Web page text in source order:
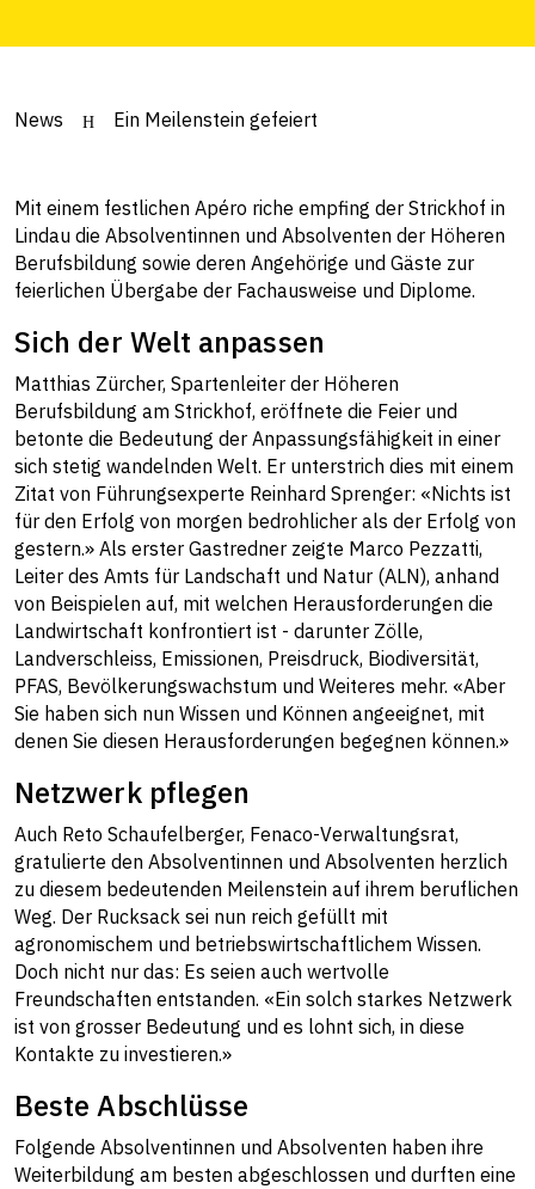
News Ein Meilenstein gefeiert
Mit einem festlichen Apéro riche empfing der Strickhof in
Lindau die Absolventinnen und Absolventen der Höheren
Berufsbildung sowie deren Angehörige und Gäste zur
feierlichen Übergabe der Fachausweise und Diplome.
Sich der Welt anpassen
Matthias Zürcher, Spartenleiter der Höheren
Berufsbildung am Strickhof, eröffnete die Feier und
betonte die Bedeutung der Anpassungsfähigkeit in einer
sich stetig wandelnden Welt. Er unterstrich dies mit einem
Zitat von Führungsexperte Reinhard Sprenger: «Nichts ist
für den Erfolg von morgen bedrohlicher als der Erfolg von
gestern.» Als erster Gastredner zeigte Marco Pezzatti,
Leiter des Amts für Landschaft und Natur (ALN), anhand
von Beispielen auf, mit welchen Herausforderungen die
Landwirtschaft konfrontiert ist - darunter Zölle,
Landverschleiss, Emissionen, Preisdruck, Biodiversität,
PFAS, Bevölkerungswachstum und Weiteres mehr. «Aber
Sie haben sich nun Wissen und Können angeeignet, mit
denen Sie diesen Herausforderungen begegnen können.»
Netzwerk pflegen
Auch Reto Schaufelberger, Fenaco-Verwaltungsrat,
gratulierte den Absolventinnen und Absolventen herzlich
zu diesem bedeutenden Meilenstein auf ihrem beruflichen
Weg. Der Rucksack sei nun reich gefüllt mit
agronomischem und betriebswirtschaftlichem Wissen.
Doch nicht nur das: Es seien auch wertvolle
Freundschaften entstanden. «Ein solch starkes Netzwerk
ist von grosser Bedeutung und es lohnt sich, in diese
Kontakte zu investieren.»
Beste Abschlüsse
Folgende Absolventinnen und Absolventen haben ihre
Weiterbildung am besten abgeschlossen und durften eine